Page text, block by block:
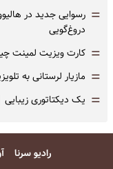
= رسوایی جدید در
دروغ‌گویی
= کارت ویزیت لمینت
= مازیار لرستانی به
= یک دیکتاتوری
رادیو سرنا